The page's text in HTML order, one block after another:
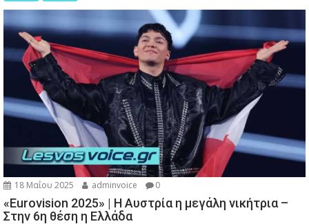
18 Μαΐου 2025 adminvoice 0
«Eurovision 2025» | Η Αυστρία η μεγάλη νικήτρια –
Στην 6η θέση η Ελλάδα